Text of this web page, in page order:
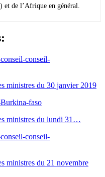
de l’Afrique en général.
ministres du 30 janvier 2019
ministres du lundi 31…
ministres du 21 novembre